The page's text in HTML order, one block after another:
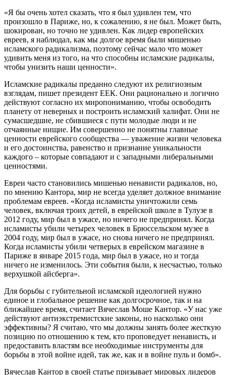
«Я бы очень хотел сказать, что я был удивлен тем, что
произошло в Париже, но, к сожалению, я не был. Может быть,
шокирован, но точно не удивлен. Как лидер европейских
евреев, я наблюдал, как мы долгое время были мишенью
исламского радикализма, поэтому сейчас мало что может
удивить меня из того, на что способны исламские радикалы,
чтобы унизить наши ценности».
Исламские радикалы преданно следуют их религиозным
взглядам, пишет президент ЕЕК. Они рационально и логично
действуют согласно их миропониманию, чтобы освободить
планету от неверных и построить исламский халифат. Они не
сумасшедшие, не сбившиеся с пути молодые люди и не
отчаянные нищие. Им совершенно не понятны главные
ценности еврейского сообщества — уважение жизни человека
и его достоинства, равенство и признание уникальности
каждого – которые совпадают и с западными либеральными
ценностями.
Евреи часто становились мишенью ненависти радикалов, но,
по мнению Кантора, мир не всегда уделяет должное внимание
проблемам евреев. «Когда исламисты уничтожили семь
человек, включая троих детей, в еврейской школе в Тулузе в
2012 году, мир был в ужасе, но ничего не предпринял. Когда
исламисты убили четырех человек в Брюссельском музее в
2004 году, мир был в ужасе, но снова ничего не предпринял.
Когда исламисты убили четверых в еврейском магазине в
Париже в январе 2015 года, мир был в ужасе, но и тогда
ничего не изменилось. Эти события были, к несчастью, только
верхушкой айсберга».
Для борьбы с губительной исламской идеологией нужно
единое и глобальное решение как долгосрочное, так и на
ближайшее время, считает Вячеслав Моше Кантор. «У нас уже
действуют антиэкстремистские законы, но насколько они
эффективны? Я считаю, что мы должны занять более жесткую
позицию по отношению к тем, кто проповедует ненависть, и
предоставить властям все необходимые инструменты для
борьбы в этой войне идей, так же, как и в войне пуль и бомб».
Вячеслав Кантор в своей статье призывает мировых лидеров